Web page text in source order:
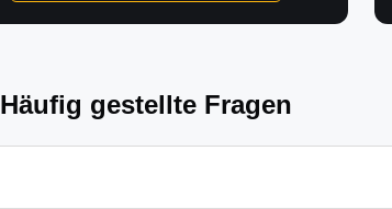
Häufig gestellte Fragen